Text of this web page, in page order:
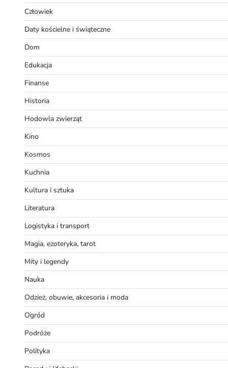
Człowiek
Daty kościelne i świąteczne
Dom
Edukacja
Finanse
Historia
Hodowla zwierząt
Kino
Kosmos
Kuchnia
Kultura i sztuka
Literatura
Logistyka i transport
Magia, ezoteryka, tarot
Mity i legendy
Nauka
Odzież, obuwie, akcesoria i moda
Ogród
Podróże
Polityka